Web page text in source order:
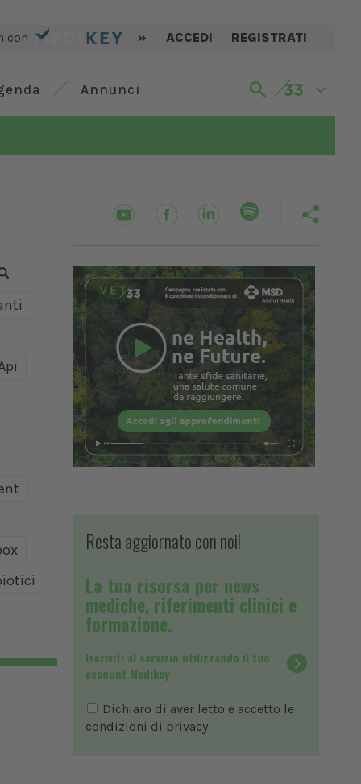
con » ACCEDI | REGISTRATI
Annunci
Resta aggiornato con noi!
La tua risorsa per news
mediche, riferimenti clinici e
formazione.
Iscriviti al servizio utilizzando il tuo
account Medikey
Dichiaro di aver letto e accetto le
condizioni di privacy